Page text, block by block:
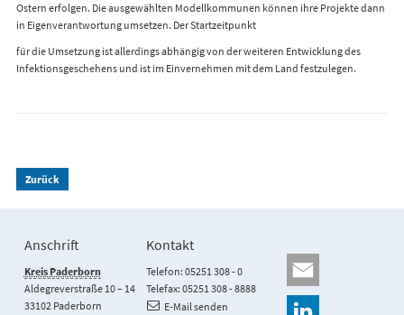
Ostern erfolgen. Die ausgewählten Modellkommunen können ihre Projekte dann
in Eigenverantwortung umsetzen. Der Startzeitpunkt
für die Umsetzung ist allerdings abhängig von der weiteren Entwicklung des
Infektionsgeschehens und ist im Einvernehmen mit dem Land festzulegen.
Zurück
Anschrift
Kreis Paderborn
Aldegreverstraße 10 – 14
33102 Paderborn
Kontakt
Telefon: 05251 308 - 0
Telefax: 05251 308 - 8888
E-Mail senden